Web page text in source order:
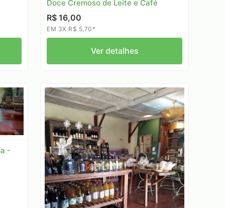
Doce Cremoso de Leite e Café
R$ 16,00
EM 3X R$ 5,70*
Ver detalhes
-